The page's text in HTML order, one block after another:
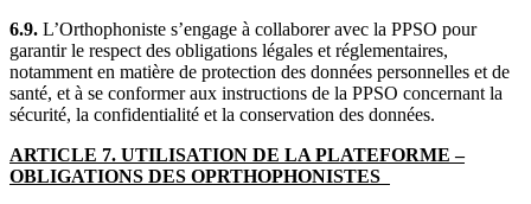
6.9. L’Orthophoniste s’engage à collaborer avec la PPSO pour
garantir le respect des obligations légales et réglementaires,
notamment en matière de protection des données personnelles et de
santé, et à se conformer aux instructions de la PPSO concernant la
sécurité, la confidentialité et la conservation des données.
ARTICLE 7. UTILISATION DE LA PLATEFORME –
OBLIGATIONS DES OPRTHOPHONISTES